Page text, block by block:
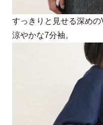
すっきりと見せる深めの
涼やかな7分袖。